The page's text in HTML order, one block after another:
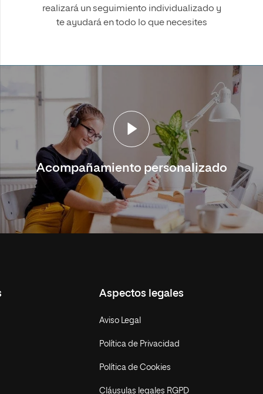
realizará un seguimiento individualizado y
te ayudará en todo lo que necesites
Acompañamiento personalizado
Aspectos legales
Aviso Legal
Política de Privacidad
Política de Cookies
Cláusulas legales RGPD